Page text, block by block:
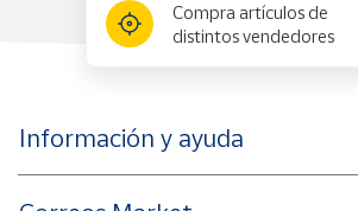
Compra artículos de
distintos vendedores
Información y ayuda